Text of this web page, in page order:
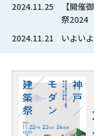
2024.11.25
【開催
祭2024
2024.11.21
いよい